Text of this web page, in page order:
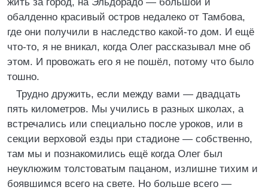
обалденно красивый остров недалеко от Тамбова,
где они получили в наследство какой-то дом. И ещё
что-то, я не вникал, когда Олег рассказывал мне об
этом. И провожать его я не пошёл, потому что было
тошно.
Трудно дружить, если между вами — двадцать
пять километров. Мы учились в разных школах, а
встречались или специально после уроков, или в
секции верховой езды при стадионе — собственно,
там мы и познакомились ещё когда Олег был
неуклюжим толстоватым пацаном, излишне тихим и
боявшимся всего на свете. Но больше всего —